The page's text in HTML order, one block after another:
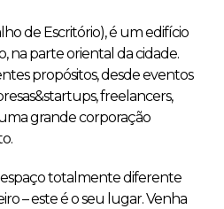
de Escritório), é um edifício
na parte oriental da cidade.
propósitos, desde eventos
freelancers,
grande corporação
totalmente diferente
– este é o seu lugar. Venha